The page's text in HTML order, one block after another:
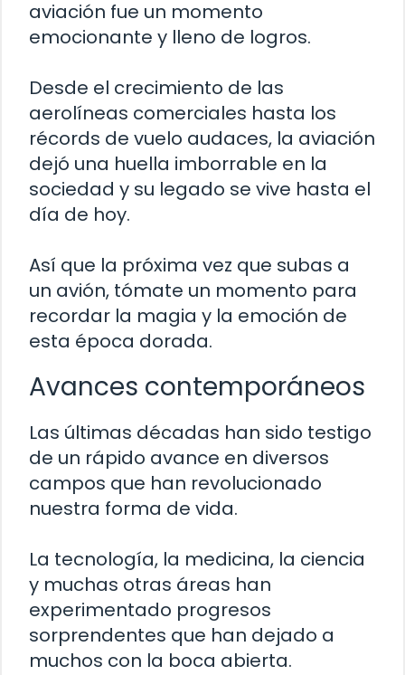
aviación fue un momento
emocionante y lleno de logros.
Desde el crecimiento de las
aerolíneas comerciales hasta los
récords de vuelo audaces, la aviación
dejó una huella imborrable en la
sociedad y su legado se vive hasta el
día de hoy.
Así que la próxima vez que subas a
un avión, tómate un momento para
recordar la magia y la emoción de
esta época dorada.
Avances contemporáneos
Las últimas décadas han sido testigo
de un rápido avance en diversos
campos que han revolucionado
nuestra forma de vida.
La tecnología, la medicina, la ciencia
y muchas otras áreas han
experimentado progresos
sorprendentes que han dejado a
muchos con la boca abierta.